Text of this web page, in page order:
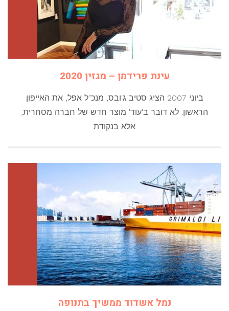
עינת פרידמן – מגזין 2020
ביוני 2007 הציג סטיב ג'ובס, מנכ"ל אפל, את האייפון
הראשון. לא דובר ב'עוד' מוצר חדש של חברה מסחרית,
אלא בנקודת
נמל אשדוד ממשיך בתנופה